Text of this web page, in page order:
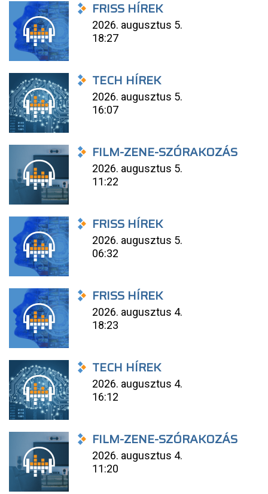
FRISS HÍREK
2026. augusztus 5.
18:27
TECH HÍREK
2026. augusztus 5.
16:07
FILM-ZENE-SZÓRAKOZÁS
2026. augusztus 5.
11:22
FRISS HÍREK
2026. augusztus 5.
06:32
FRISS HÍREK
2026. augusztus 4.
18:23
TECH HÍREK
2026. augusztus 4.
16:12
FILM-ZENE-SZÓRAKOZÁS
2026. augusztus 4.
11:20